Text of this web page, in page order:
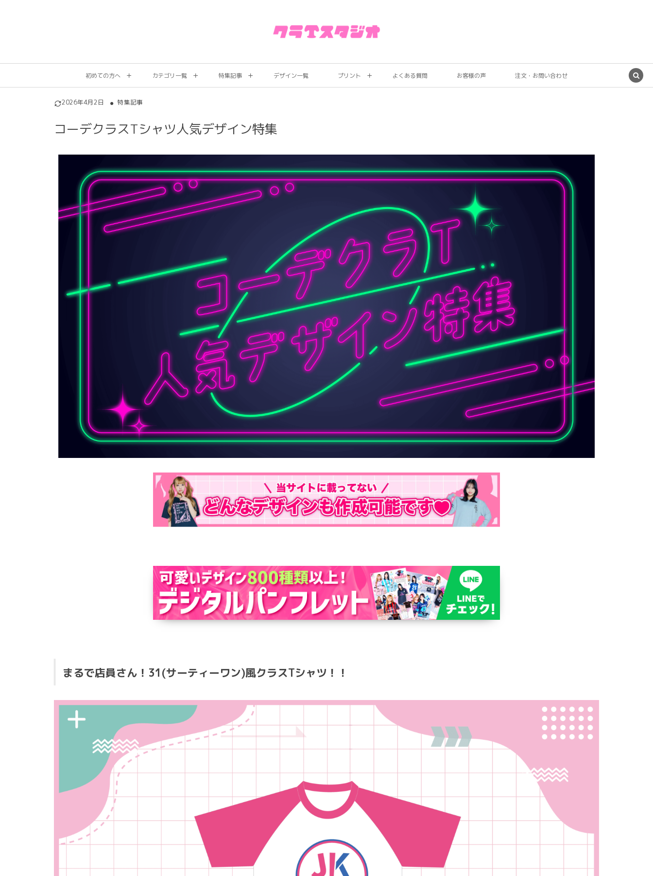
初めての方へ カテゴリ一覧 特集記事 デザイン一覧 プリント よくある質問 お客様の声 注文・お問い合わせ
2026年4月2日 特集記事
コーデクラスTシャツ人気デザイン特集
まるで店員さん！31(サーティーワン)風クラスTシャツ！！